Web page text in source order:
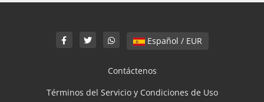
Español / EUR
Contáctenos
Términos del Servicio y Condiciones de Uso